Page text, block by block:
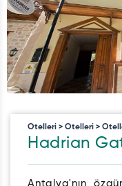
Otelleri > Otelleri >
Hadrian
Antalya'nın